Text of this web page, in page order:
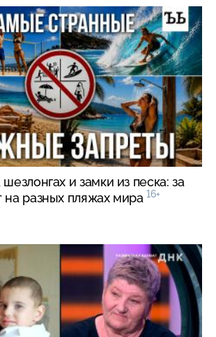
и замки из песка: за
разных пляжах мира 16+